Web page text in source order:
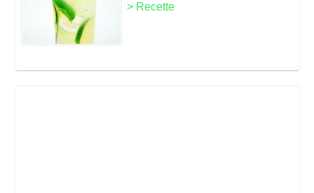
> Recette